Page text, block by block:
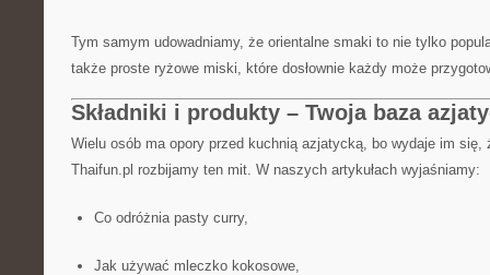
Tym samym udowadniamy, że orientalne smaki to nie tylko
także proste ryżowe miski, które dosłownie każdy może
Składniki i produkty – Twoja baza
Wielu osób ma opory przed kuchnią azjatycką, bo wydaje im się,
Thaifun.pl rozbijamy ten mit. W naszych artykułach wyjaśniamy:
Co odróżnia pasty curry,
Jak używać mleczko kokosowe,